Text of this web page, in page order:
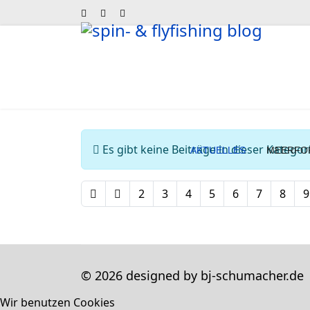
AKTUELLES
Information
Es gibt keine Beiträge in dieser
2 3 4 5 6 7 8 9
© 2026 designed by bj-schumacher.de
Wir benutzen Cookies